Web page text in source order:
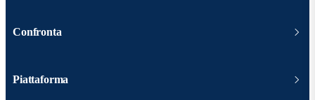
Confronta
Piattaforma